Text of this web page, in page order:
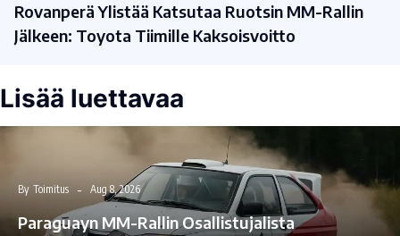
Rovanperä Ylistää Katsutaa Ruotsin MM-Rallin
Jälkeen: Toyota Tiimille Kaksoisvoitto
Lisää luettavaa
By Toimitus Aug 8, 2026
Paraguayn MM-Rallin Osallistujalista